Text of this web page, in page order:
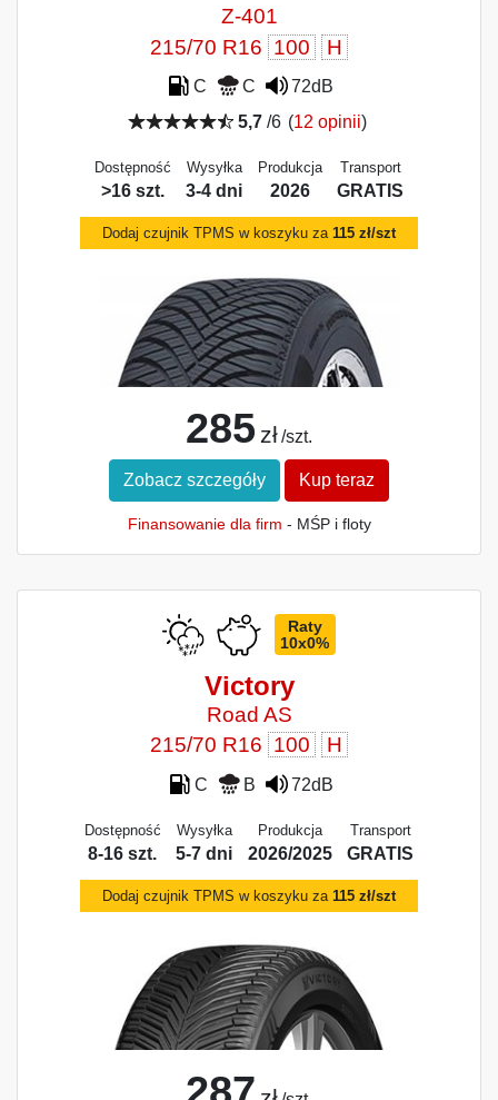
Z-401
215/70 R16 100 H
C C
72dB
5,7/6 (12 opinii)
Dostępność
>16 szt.
Wysyłka
3-4 dni
Produkcja
2026
Transport
GRATIS
Dodaj czujnik TPMS w koszyku za 115 zł/szt
285 zł /szt.
Zobacz szczegóły Kup teraz
Finansowanie dla firm - MŚP i floty
Raty
10x0%
Victory
Road AS
215/70 R16 100 H
C B 72dB
Dostępność
8-16 szt.
Wysyłka
5-7 dni
Produkcja
2026/2025
Transport
GRATIS
Dodaj czujnik TPMS w koszyku za 115 zł/szt
287